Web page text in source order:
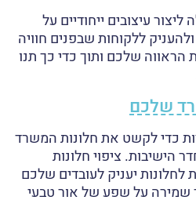
עיצובים ייחודיים על
ללקוחות שבפנים חוויה
הראווה שלכם ותוך כדי כך תנו
שלכם
כדי לקשט את חלונות המשרד
הישיבות. ציפוי חלונות
יעניק לעובדים שלכם
שמירה על שפע של אור טבעי